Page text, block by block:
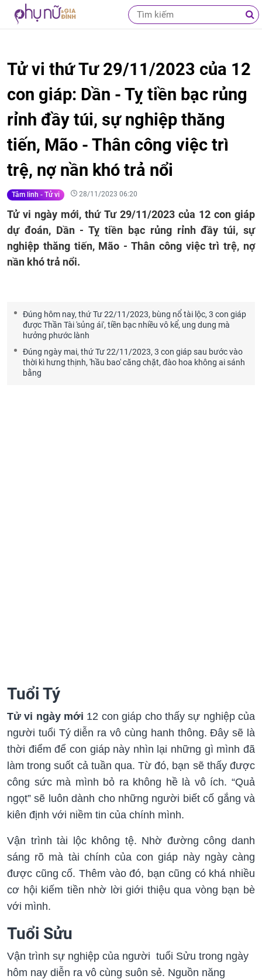
Tử vi thứ Tư 29/11/2023 của 12
con giáp: Dần - Tỵ tiền bạc rủng
rỉnh đầy túi, sự nghiệp thăng
tiến, Mão - Thân công việc trì
trệ, nợ nần khó trả nổi
Tâm linh - Tử vi 28/11/2023 06:20
Tử vi ngày mới, thứ Tư 29/11/2023 của 12 con giáp
dự đoán, Dần - Tỵ tiền bạc rủng rỉnh đầy túi, sự
nghiệp thăng tiến, Mão - Thân công việc trì trệ, nợ
nần khó trả nổi.
Đúng hôm nay, thứ Tư 22/11/2023, bùng nổ tài lộc, 3 con giáp
được Thần Tài 'sủng ái', tiền bạc nhiều vô kể, ung dung mà
hưởng phước lành
Đúng ngày mai, thứ Tư 22/11/2023, 3 con giáp sau bước vào
thời kì hưng thịnh, 'hầu bao' căng chặt, đào hoa không ai sánh
bằng
Tuổi Tý
Tử vi ngày mới 12 con giáp cho thấy sự nghiệp của
người tuổi Tý diễn ra vô cùng hanh thông. Đây sẽ là
thời điểm để con giáp này nhìn lại những gì mình đã
làm trong suốt cả tuần qua. Từ đó, bạn sẽ thấy được
công sức mà mình bỏ ra không hề là vô ích. “Quả
ngọt” sẽ luôn dành cho những người biết cố gắng và
kiên định với niềm tin của chính mình.
Vận trình tài lộc không tệ. Nhờ đường công danh
sáng rõ mà tài chính của con giáp này ngày càng
được cũng cố. Thêm vào đó, bạn cũng có khá nhiều
cơ hội kiếm tiền nhờ lời giới thiệu qua vòng bạn bè
với mình.
Tuổi Sửu
Vận trình sự nghiệp của người tuổi Sửu trong ngày
hôm nay diễn ra vô cùng suôn sẻ. Nguồn năng